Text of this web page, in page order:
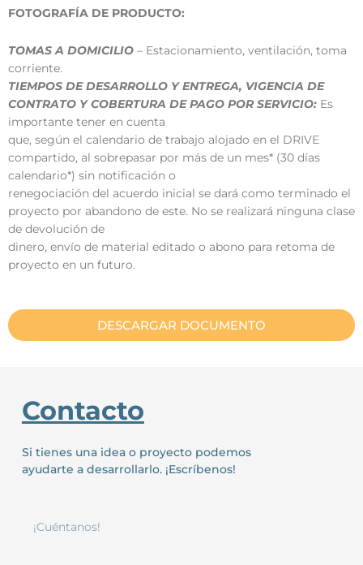
FOTOGRAFÍA DE PRODUCTO:
TOMAS A DOMICILIO – Estacionamiento, ventilación, toma
corriente.
TIEMPOS DE DESARROLLO Y ENTREGA, VIGENCIA DE
CONTRATO Y COBERTURA DE PAGO POR SERVICIO: Es
importante tener en cuenta
que, según el calendario de trabajo alojado en el DRIVE
compartido, al sobrepasar por más de un mes* (30 días
calendario*) sin notificación o
renegociación del acuerdo inicial se dará como terminado el
proyecto por abandono de este. No se realizará ninguna clase
de devolución de
dinero, envío de material editado o abono para retoma de
proyecto en un futuro.
DESCARGAR DOCUMENTO
Contacto
Si tienes una idea o proyecto podemos
ayudarte a desarrollarlo. ¡Escríbenos!
¡Cuéntanos!